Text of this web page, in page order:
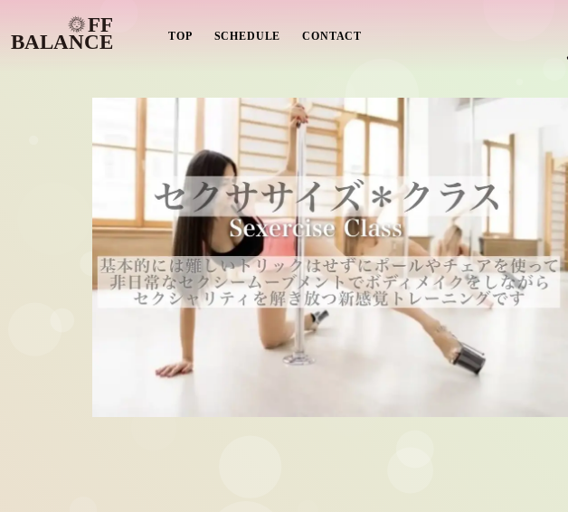
TOP SCHEDULE CONTACT